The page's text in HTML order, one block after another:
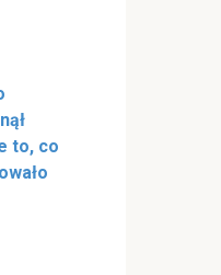
to, co